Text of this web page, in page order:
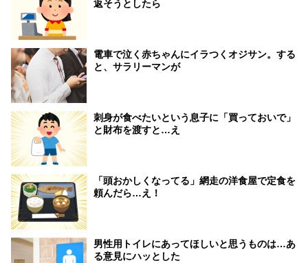
返そうとしたら
電車で泣く赤ちゃんにイラつくオジサン。する
と、サラリーマンが
刺身が食べたいという息子に「買っておいで」
と財布を渡すと…え
「頭おかしくなってる」網走の洋食屋で定食を
頼んだら…え！
男性用トイレにあってほしいと思うものは…あ
る意見にハッとした